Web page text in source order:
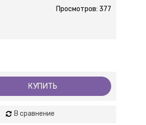
Просмотров: 377
КУПИТЬ
В сравнение